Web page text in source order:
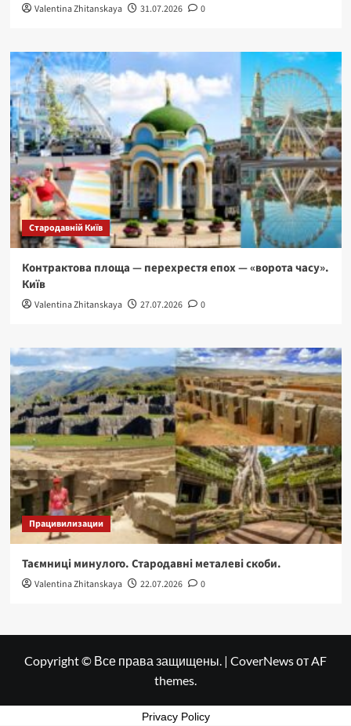
Valentina Zhitanskaya 31.07.2026 0
Стародавній Київ
Контрактова площа — перехрестя епох — «ворота часу».
Київ
Valentina Zhitanskaya 27.07.2026 0
Працивилизации
Таємниці минулого. Стародавні металеві скоби.
Valentina Zhitanskaya 22.07.2026 0
Copyright © Все права защищены. | CoverNewsот AF
themes.
Privacy Policy